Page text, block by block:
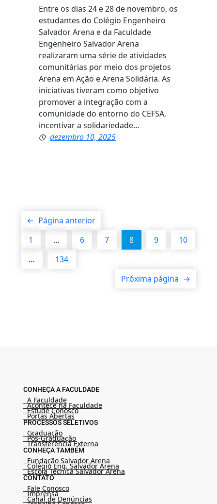
Entre os dias 24 e 28 de novembro, os
estudantes do Colégio Engenheiro
Salvador Arena e da Faculdade
Engenheiro Salvador Arena
realizaram uma série de atividades
comunitárias por meio dos projetos
Arena em Ação e Arena Solidária. As
iniciativas tiveram como objetivo
promover a integração com a
comunidade do entorno do CEFSA,
incentivar a solidariedade…
dezembro 10, 2025
← Página anterior
1
… 6 7 8 9
10
…
134
Próxima página →
CONHEÇA A FACULDADE
A Faculdade
Acontece na Faculdade
Estude Conosco
Portas Abertas
PROCESSOS SELETIVOS
Graduação
Pós-Graduação
Transferência Externa
CONHEÇA TAMBÉM
Fundação Salvador Arena
Colégio Eng. Salvador Arena
Escola Técnica Salvador Arena
CONTATO
Fale Conosco
Imprensa
Canal de Denúncias